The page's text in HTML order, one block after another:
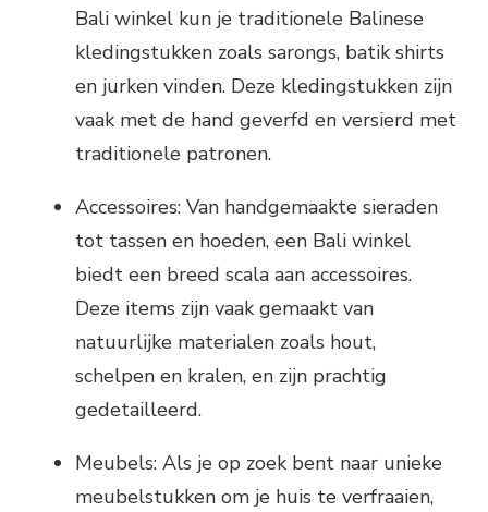
Bali winkel kun je traditionele Balinese
kledingstukken zoals sarongs, batik shirts
en jurken vinden. Deze kledingstukken zijn
vaak met de hand geverfd en versierd met
traditionele patronen.
Accessoires: Van handgemaakte sieraden
tot tassen en hoeden, een Bali winkel
biedt een breed scala aan accessoires.
Deze items zijn vaak gemaakt van
natuurlijke materialen zoals hout,
schelpen en kralen, en zijn prachtig
gedetailleerd.
Meubels: Als je op zoek bent naar unieke
meubelstukken om je huis te verfraaien,